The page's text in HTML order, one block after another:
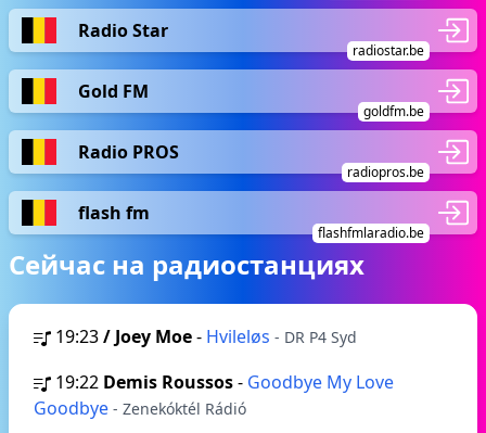
Radio Star
radiostar.be
Gold FM
goldfm.be
Radio PROS
radiopros.be
flash fm
flashfmlaradio.be
Сейчас на радиостанциях
19:23/ Joey Moe- Hvileløs - DR P4 Syd
19:22 Demis Roussos- Goodbye My Love
Goodbye - Zenekóktél Rádió